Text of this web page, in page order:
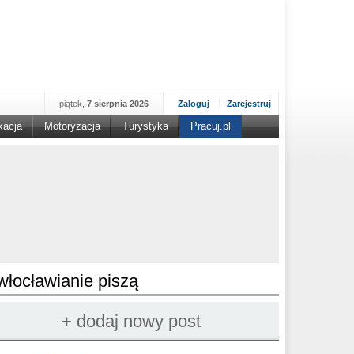
Zaloguj Zarejestruj
piątek, 7 sierpnia 2026
Motoryzacja Turystyka Pracuj.pl
piszą